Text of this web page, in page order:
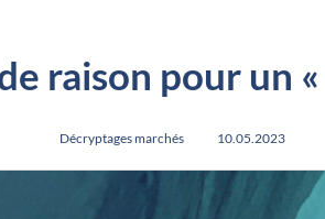
raison pour un
Décryptages marchés 10.05.2023